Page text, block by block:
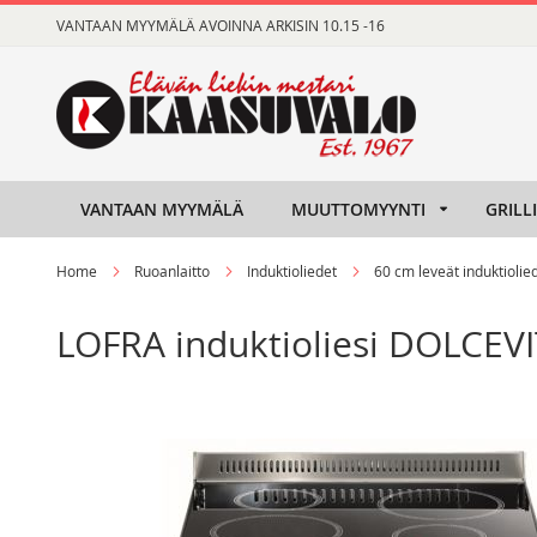
to
VANTAAN MYYMÄLÄ AVOINNA ARKISIN 10.15 -16
VANTAAN MYYMÄLÄ MUUTTOMYYNTI
Home Ruoanlaitto Induktioliedet 60 cm leveät
LOFRA induktioliesi